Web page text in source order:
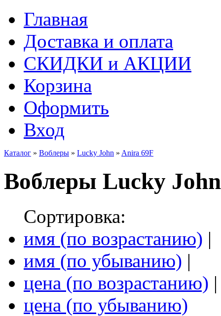
Главная
Доставка и оплата
СКИДКИ и АКЦИИ
Корзина
Оформить
Вход
Каталог » Воблеры » Lucky John » Anira 69F
Воблеры Lucky
Сортировка:
имя (по возрастанию) |
имя (по убыванию) |
цена (по возрастанию) |
цена (по убыванию)